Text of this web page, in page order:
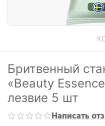
Бритвенный
«Beauty
лезвие 5 шт
Написать